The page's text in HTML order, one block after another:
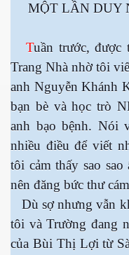
MỘT LẦN DUY
Tuần trước, được
Trang Nhà nhờ tôi
anh Nguyễn Khánh
bạn bè và học trò
anh bạo bệnh. Nói
nhiều điều để viết
tôi cảm thấy sao
nên đăng bức thư
Dù sợ nhưng vẫn
tôi và Trường đang
của Bùi Thị Lợi từ